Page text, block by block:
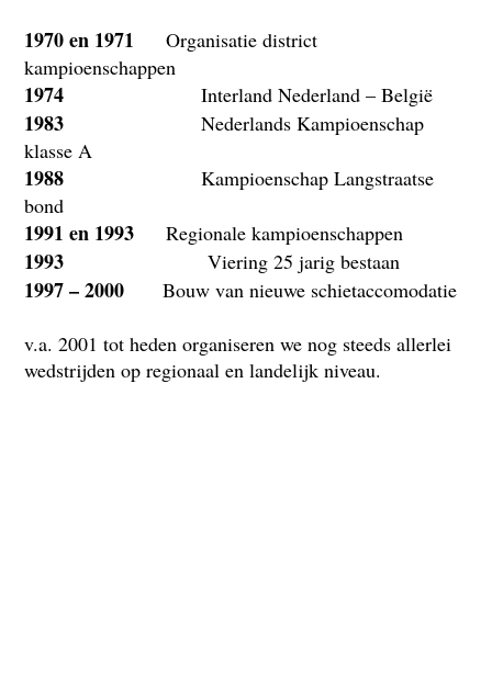
1970 en 1971 Organisatie district
kampioenschappen
1974 Interland Nederland – België
1983 Nederlands Kampioenschap
klasse A
1988
Kampioenschap Langstraatse
bond
1991 en 1993 Regionale kampioenschappen
1993 Viering 25 jarig bestaan
1997 – 2000 Bouw van nieuwe schietaccomodatie
v.a. 2001 tot heden organiseren we nog steeds allerlei
wedstrijden op regionaal en landelijk niveau.